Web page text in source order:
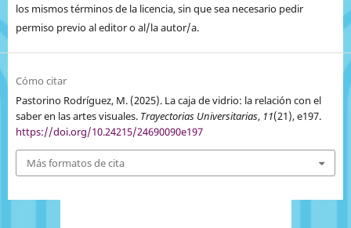
los mismos términos de la licencia, sin que sea necesario pedir
permiso previo al editor o al/la autor/a.
Cómo citar
Pastorino Rodríguez, M. (2025). La caja de vidrio: la relación con el
saber en las artes visuales. Trayectorias Universitarias, 11(21), e197.
https://doi.org/10.24215/24690090e197
Más formatos de cita